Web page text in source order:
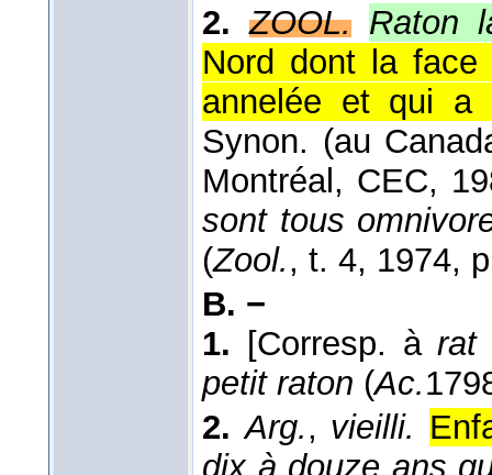
2. ZOOL. Raton
Nord dont la
annelée et qui a
Synon. (au
Montréal, CEC,
sont tous
(Zool., t. 4, 1974,
B. −
1. [Corresp. àrat
petit raton (Ac.
2. Arg., vieilli.
dix à douze ans